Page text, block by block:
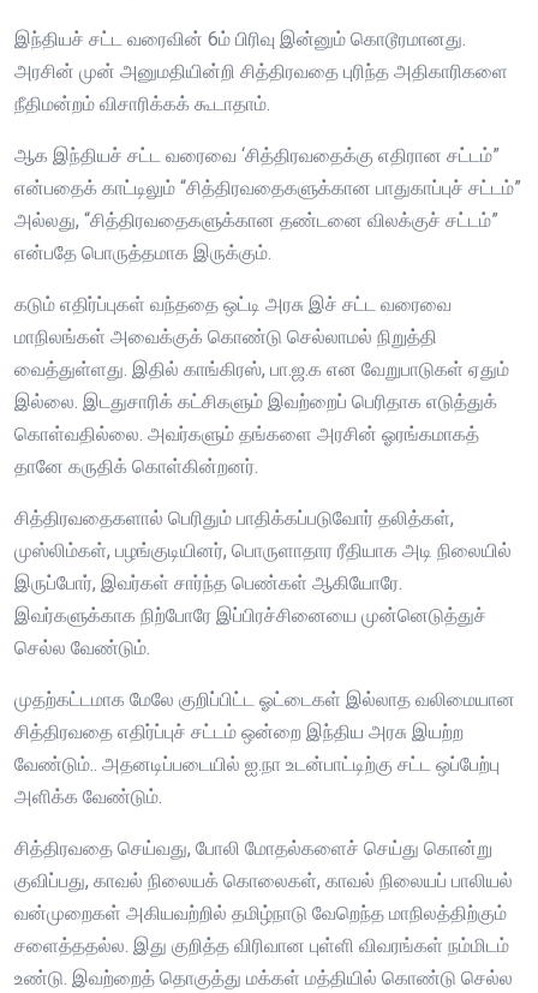
இந்தியச் சட்ட வரைவின் 6ம் பிரிவு இன்னும் கொடூரமானது.
அரசின் முன் அனுமதியின்றி சித்திரவதை புரிந்த அதிகாரிகளை
நீதிமன்றம் விசாரிக்கக் கூடாதாம்.
ஆக இந்தியச் சட்ட வரைவை ‘சித்திரவதைக்கு எதிரான சட்டம்”
என்பதைக் காட்டிலும் “சித்திரவதைகளுக்கான பாதுகாப்புச் சட்டம்”
அல்லது, “சித்திரவதைகளுக்கான தண்டனை விலக்குச் சட்டம்”
என்பதே பொருத்தமாக இருக்கும்.
கடும் எதிர்ப்புகள் வந்ததை ஒட்டி அரசு இச் சட்ட வரைவை
மாநிலங்கள் அவைக்குக் கொண்டு செல்லாமல் நிறுத்தி
வைத்துள்ளது. இதில் காங்கிரஸ், பா.ஜ.க என வேறுபாடுகள் ஏதும்
இல்லை. இடதுசாரிக் கட்சிகளும் இவற்றைப் பெரிதாக எடுத்துக்
கொள்வதில்லை. அவர்களும் தங்களை அரசின் ஓரங்கமாகத்
தானே கருதிக் கொள்கின்றனர்.
சித்திரவதைகளால் பெரிதும் பாதிக்கப்படுவோர் தலித்கள்,
முஸ்லிம்கள், பழங்குடியினர், பொருளாதார ரீதியாக அடி நிலையில்
இருப்போர், இவர்கள் சார்ந்த பெண்கள் ஆகியோரே.
இவர்களுக்காக நிற்போரே இப்பிரச்சினையை முன்னெடுத்துச்
செல்ல வேண்டும்.
முதற்கட்டமாக மேலே குறிப்பிட்ட ஓட்டைகள் இல்லாத வலிமையான
சித்திரவதை எதிர்ப்புச் சட்டம் ஒன்றை இந்திய அரசு இயற்ற
வேண்டும்.. அதனடிப்படையில் ஐ.நா உடன்பாட்டிற்கு சட்ட ஒப்பேற்பு
அளிக்க வேண்டும்.
சித்திரவதை செய்வது, போலி மோதல்களைச் செய்து கொன்று
குவிப்பது, காவல் நிலையக் கொலைகள், காவல் நிலையப் பாலியல்
வன்முறைகள் அகியவற்றில் தமிழ்நாடு வேறெந்த மாநிலத்திற்கும்
சளைத்ததல்ல. இது குறித்த விரிவான புள்ளி விவரங்கள் நம்மிடம்
உண்டு. இவற்றைத் தொகுத்து மக்கள் மத்தியில் கொண்டு செல்ல